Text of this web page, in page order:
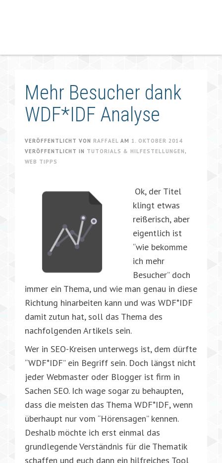
Mehr Besucher dank
WDF*IDF Analyse
VERÖFFENTLICHT VON RAFFAEL AM 1. OKTOBER 2014
VERÖFFENTLICHT IN TUTORIALS & HILFESTELLUNGEN ,
WEB TIPPS
Ok, der Titel
klingt etwas
reißerisch, aber
eigentlich ist
“wie bekomme
ich mehr
Besucher” doch
immer ein Thema, und wie man genau in diese
Richtung hinarbeiten kann und was WDF*IDF
damit zutun hat, soll das Thema des
nachfolgenden Artikels sein.
Wer in SEO-Kreisen unterwegs ist, dem dürfte
“WDF*IDF” ein Begriff sein. Doch längst nicht
jeder Webmaster oder Blogger ist firm in
Sachen SEO. Ich wage sogar zu behaupten,
dass die meisten das Thema WDF*IDF, wenn
überhaupt nur vom “Hörensagen” kennen.
Deshalb möchte ich erst einmal das
grundlegende Verständnis für die Thematik
schaffen und euch dann ein hilfreiches Tool